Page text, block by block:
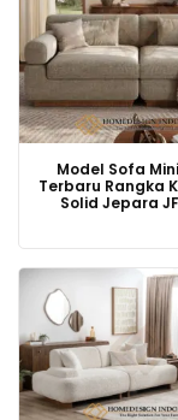
Model Sofa
Terbaru Rangka
Solid Jepara